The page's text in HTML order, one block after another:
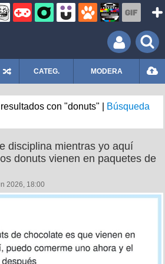
CATEG. MODERA
con "donuts" |
Búsqueda
disciplina mientras yo aquí
donuts vienen en paquetes de
2026, 18:00